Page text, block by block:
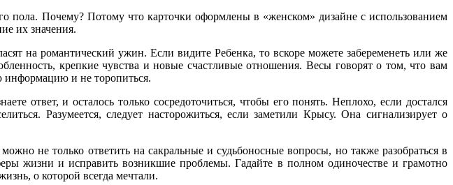
пола. Почему? Потому что карточки оформлены в «женском» дизайне с использованием
их значения.
на романтический ужин. Если видите Ребенка, то вскоре можете забеременеть или же
крепкие чувства и новые счастливые отношения. Весы говорят о том, что вам
информацию и не торопиться.
ответ, и осталось только сосредоточиться, чтобы его понять. Неплохо, если достался
Разумеется, следует насторожиться, если заметили Крысу. Она сигнализирует о
не только ответить на сакральные и судьбоносные вопросы, но также разобраться в
жизни и исправить возникшие проблемы. Гадайте в полном одиночестве и грамотно
о которой всегда мечтали.